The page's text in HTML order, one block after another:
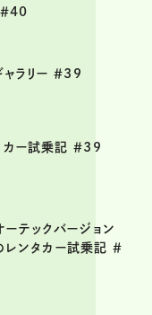
＃40
ラリー ＃39
カー試乗記 ＃39
テックバージョン
ンタカー試乗記 ＃